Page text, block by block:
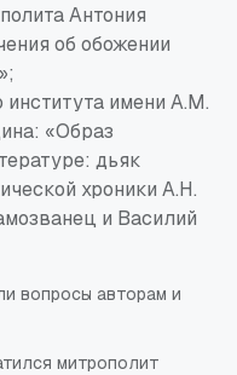
Антония
об обожении
института имени А.М.
«Образ
дьяк
хроники А.Н.
и Василий
вопросы авторам и
митрополит